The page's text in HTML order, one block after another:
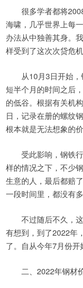
很多学者都将
海啸，几乎世界上每
办法从中独善其身。
样受到了这次次贷危
从10月3日开始
短半个月的时间之后
的低谷。根据有关机
日，记录在册的螺纹
根本就是无法想象的价
受此影响，钢铁
样的情况之下，不少
生意的人，最后都赔
一段时间里，都没有
不过随后不久，
有想到，到了2022年
了。自从今年7月份开
二、2022年钢材